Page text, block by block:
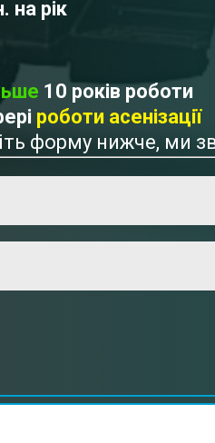
на рік
10 років роботи
роботи асенізації
форму нижче,